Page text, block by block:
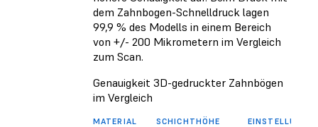
dem Zahnbogen-Schnelldruck lagen
99,9 % des Modells in einem Bereich
von +/- 200 Mikrometern im Vergleich
zum Scan.
Genauigkeit 3D-gedruckter Zahnbögen
im Vergleich
MATERIAL SCHICHTHÖHE EINSTELLUNG